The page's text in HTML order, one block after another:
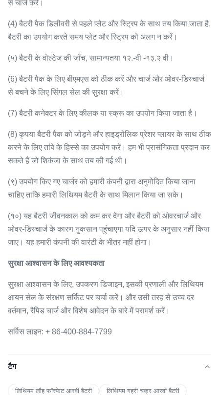
से चार्ज करें।
(4) बैटरी पैक डिलीवरी से पहले प्लेट और स्ट्रिप के साथ तय किया जाता है,
बैटरी का उपयोग करते समय प्लेट और स्ट्रिप को अलग न करें।
(५) बैटरी के वोल्टेज की जाँच, सामान्यतया १२.-वी -१३.२ वी।
(6) बैटरी पैक के लिए बीएमएस को ठीक करें और चार्ज और ओवर-डिस्चार्ज
से बचने के लिए सिंगल सेल की सुरक्षा करें।
(7) बैटरी कनेक्टर के लिए कीलक या स्क्रू का उपयोग किया जाता है।
(8) कृपया बैटरी पैक को जोड़ने और हाइड्रोलिक प्रेशर प्लायर के साथ ठीक
करने के लिए तांबे के हिस्से का उपयोग करें। हम भी प्रासंगिकता प्रदान कर
सकते हैं जो शिकंजा के साथ तय की गई थी।
(९) उपयोग किए गए चार्जर को हमारी कंपनी द्वारा अनुमोदित किया जाना
चाहिए ताकि हमारी लिथियम बैटरी के साथ मिलान किया जा सके।
(१०) यह बैटरी जीवनकाल को कम कर देगा और बैटरी को ओवरचार्ज और
ओवर-डिस्चार्ज के कारण नुकसान पहुंचाएगा यदि ऊपर के अनुसार नहीं किया
जाए। यह हमारी कंपनी की वारंटी के भीतर नहीं होगा।
सुरक्षा आश्वासन के लिए आवश्यकता
सुरक्षा आश्वासन के लिए, उपकरण डिजाइन, इसकी प्रणाली और लिथियम
आयन सेल के संरक्षण सर्किट पर चर्चा करें। और उसी तरह से उच्च दर
वर्तमान, रैपिड चार्ज और विशेष आवेदन के बारे में परामर्श करें।
सर्विस लाइन: + 86-400-884-7799
टैग
लिथियम लौह फॉस्फेट आरवी बैटरी
लिथियम गहरी चक्र आरवी बैटरी